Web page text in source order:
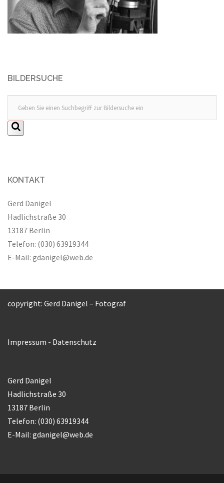
BILDERSUCHE
KONTAKT
Gerd Danigel
Hadlichstraße 30
13187 Berlin
Telefon: (030) 63919344
E-Mail: gdanigel@web.de
copyright: Gerd Danigel – Fotograf
Impressum - Datenschutz
Gerd Danigel
Hadlichstraße 30
13187 Berlin
Telefon: (030) 63919344
E-Mail: gdanigel@web.de